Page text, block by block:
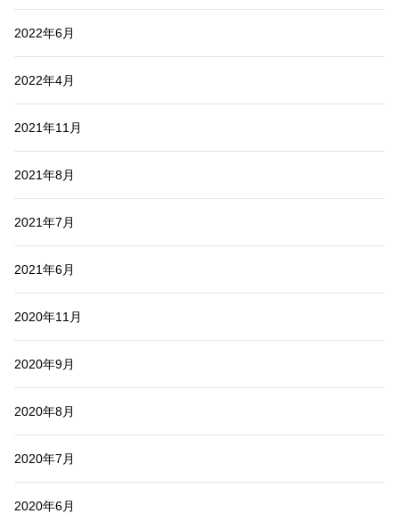
2022年6月
2022年4月
2021年11月
2021年8月
2021年7月
2021年6月
2020年11月
2020年9月
2020年8月
2020年7月
2020年6月